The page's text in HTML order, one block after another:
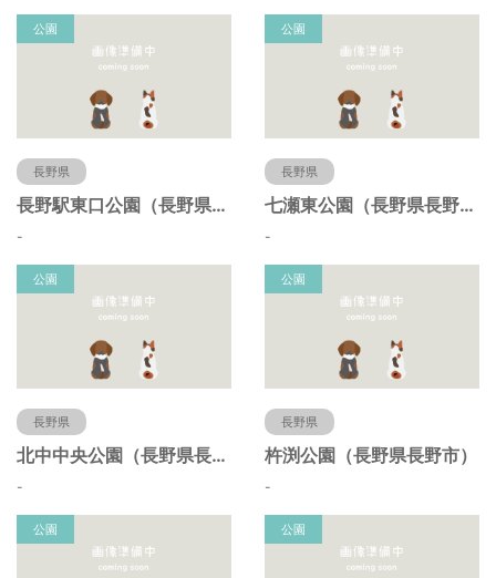
公園
長野県
長野駅東口公園（長野県長野市）
-
公園
長野県
七瀬東公園（長野県長野市）
-
公園
長野県
北中中央公園（長野県長野市）
-
公園
長野県
杵渕公園（長野県長野市）
-
公園 公園